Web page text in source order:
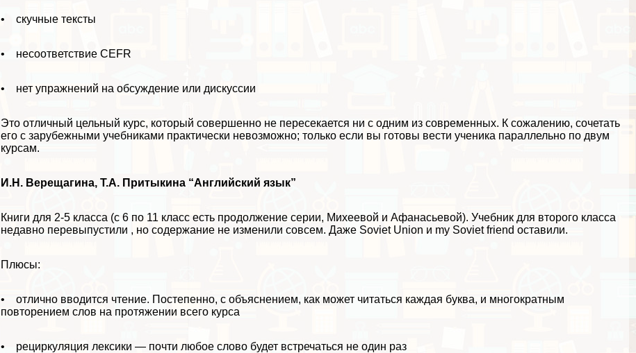
• скучные тексты
• несоответствие CEFR
• нет упражнений на обсуждение или дискуссии
Это отличный цельный курс, который совершенно не пересекается ни с одним из современных. К сожалению, сочетать
его с зарубежными учебниками пpaктически невозможно; только если вы готовы вести ученика параллельно по двум
курсам.
И.Н. Верещагина, Т.А. Притыкина “Английский язык”
Книги для 2-5 класса (с 6 по 11 класс есть продолжение серии, Михеевой и Афанасьевой). Учебник для второго класса
недавно перевыпустили , но содержание не изменили совсем. Даже Soviet Union и my Soviet friend оставили.
Плюсы:
• отлично вводится чтение. Постепенно, c объяснением, как может читаться каждая буква, и многократным
повторением слов на протяжении всего курса
• рециркуляция лексики — почти любое слово будет встречаться не один раз